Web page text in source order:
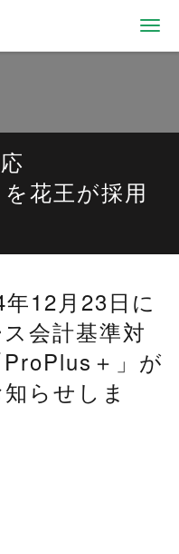
花王が採用
12月23日に
会計基準対
＋」が
らせしま